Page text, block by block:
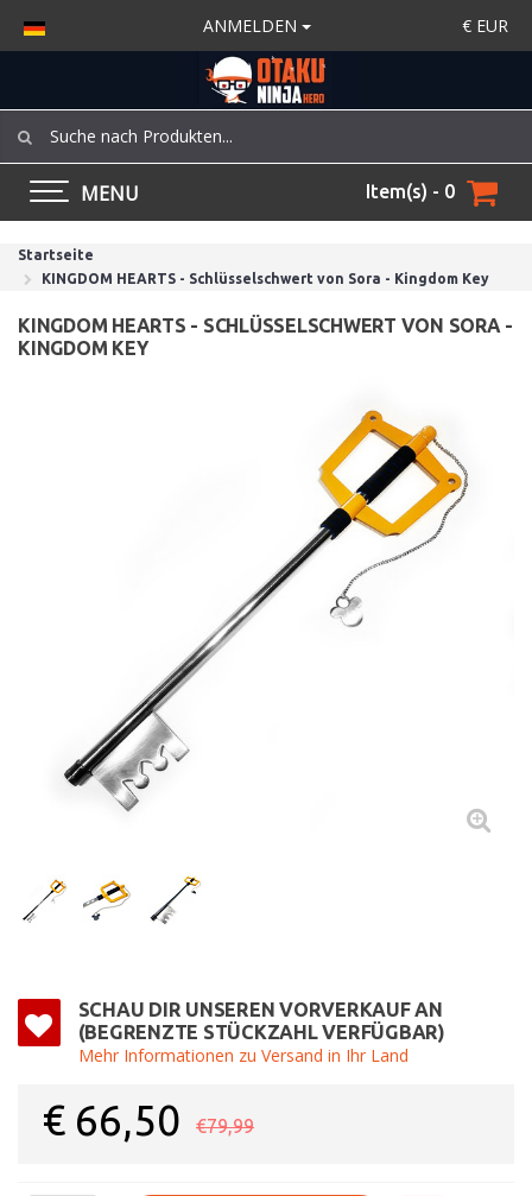
ANMELDEN € EUR
MENU Item(s) - 0
Startseite
KINGDOM HEARTS - Schlüsselschwert von Sora - Kingdom Key
KINGDOM HEARTS - SCHLÜSSELSCHWERT VON SORA -
KINGDOM KEY
SCHAU DIR UNSEREN VORVERKAUF AN
(BEGRENZTE STÜCKZAHL VERFÜGBAR)
Mehr Informationen zu Versand in Ihr Land
€ 66,50 €79,99